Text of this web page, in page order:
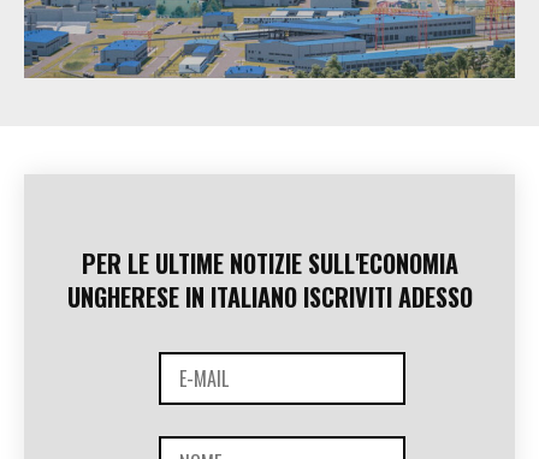
PER LE ULTIME NOTIZIE SULL'ECONOMIA
UNGHERESE IN ITALIANO ISCRIVITI ADESSO